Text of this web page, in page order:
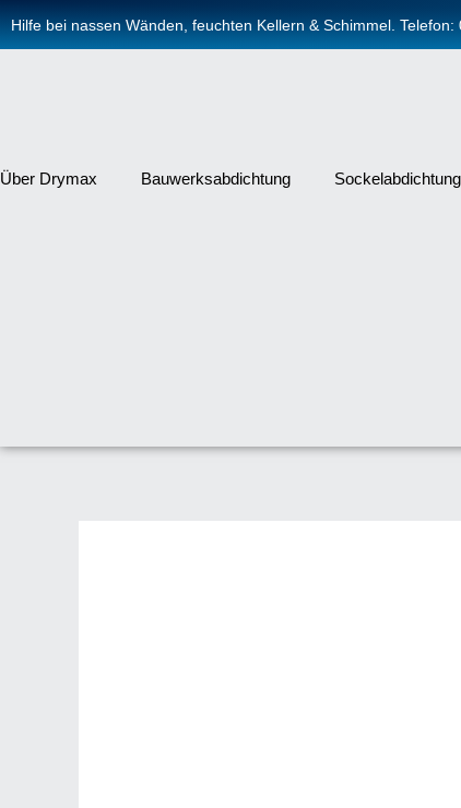
Zum
Inhalt
Hilfe bei nassen Wänden, feuchten Kellern & Schimmel.
Über Drymax Bauwerksabdichtung Sockelabdichtung